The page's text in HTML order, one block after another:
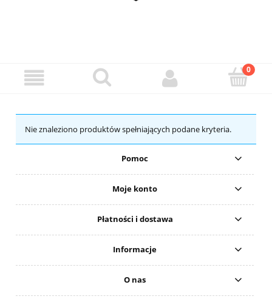
Nie znaleziono produktów spełniających podane kryteria.
Pomoc
Moje konto
Płatności i dostawa
Informacje
O nas